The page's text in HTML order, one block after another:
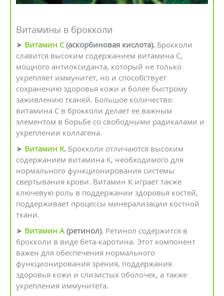
Витамины в брокколи
➤ Витамин C(аскорбиновая кислота). Брокколи
славится высоким содержанием витамина C,
мощного антиоксиданта, который не только
укрепляет иммунитет, но и способствует
сохранению здоровья кожи и более быстрому
заживлению тканей. Большое количество
витамина C в брокколи делает ее важным
элементом в борьбе со свободными радикалами и
укреплении коллагена.
➤ Витамин K. Брокколи отличаются высоким
содержанием витамина K, необходимого для
нормального функционирования системы
свертывания крови. Витамин K играет также
ключевую роль в поддержании здоровья костей,
поддерживает процессы минерализации костной
ткани.
➤ Витамин A(ретинол). Ретинол содержится в
брокколи в виде бета-каротина. Этот компонент
важен для обеспечения нормального
функционирования зрения, поддержания
здоровья кожи и слизистых оболочек, а также
укрепления иммунитета.